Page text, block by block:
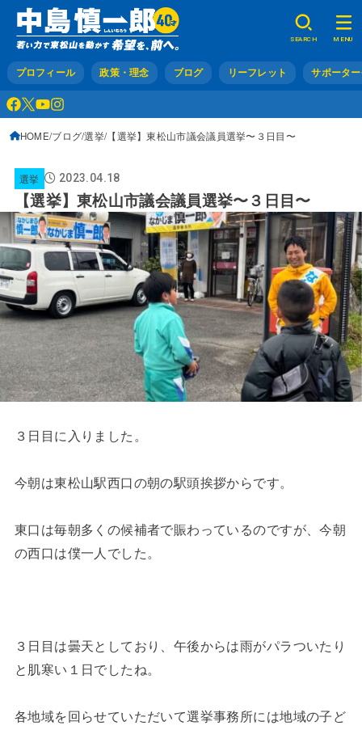
プロフィール 政策・理念 ブログ リーフレット サポータ
SEARCH MENU
HOME ブログ 選挙 【選挙】東松山市議会議員選挙〜３日目〜
選挙 2023.04.18
【選挙】東松山市議会議員選挙〜３日目〜
３日目に入りました。
今朝は東松山駅西口の朝の駅頭挨拶からです。
東口は毎朝多くの候補者で賑わっているのですが、今朝
の西口は僕一人でした。
３日目は曇天としており、午後からは雨がパラついたり
と肌寒い１日でしたね。
各地域を回らせていただいて選挙事務所には地域の子ど